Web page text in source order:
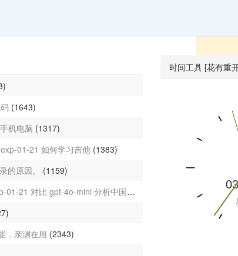
(1643)
机电脑 (1317)
01-21 如何学习吉他 (1383)
的原因。 (1159)
gemini-2.0-flash-thinking-exp-01-21 对比 gpt-4o-mini 分析中国未来经济
，亲测在用 (2343)
时间工具 [花有重